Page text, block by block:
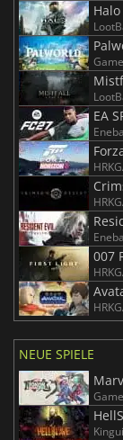
EA
Eneba
Eneba
007
NEUE SPIELE